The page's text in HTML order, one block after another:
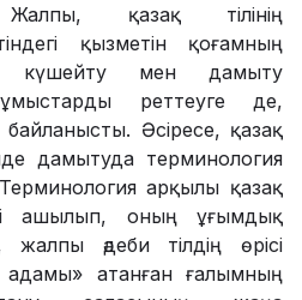
қазақ тілінің
қызметін қоғамның
күшейту мен дамыту
реттеуге де,
Әсіресе, қазақ
дамытуда терминология
арқылы қазақ
ашылып, оның ұғымдық
жалпы әдеби тілдің өрісі
атанған ғалымның